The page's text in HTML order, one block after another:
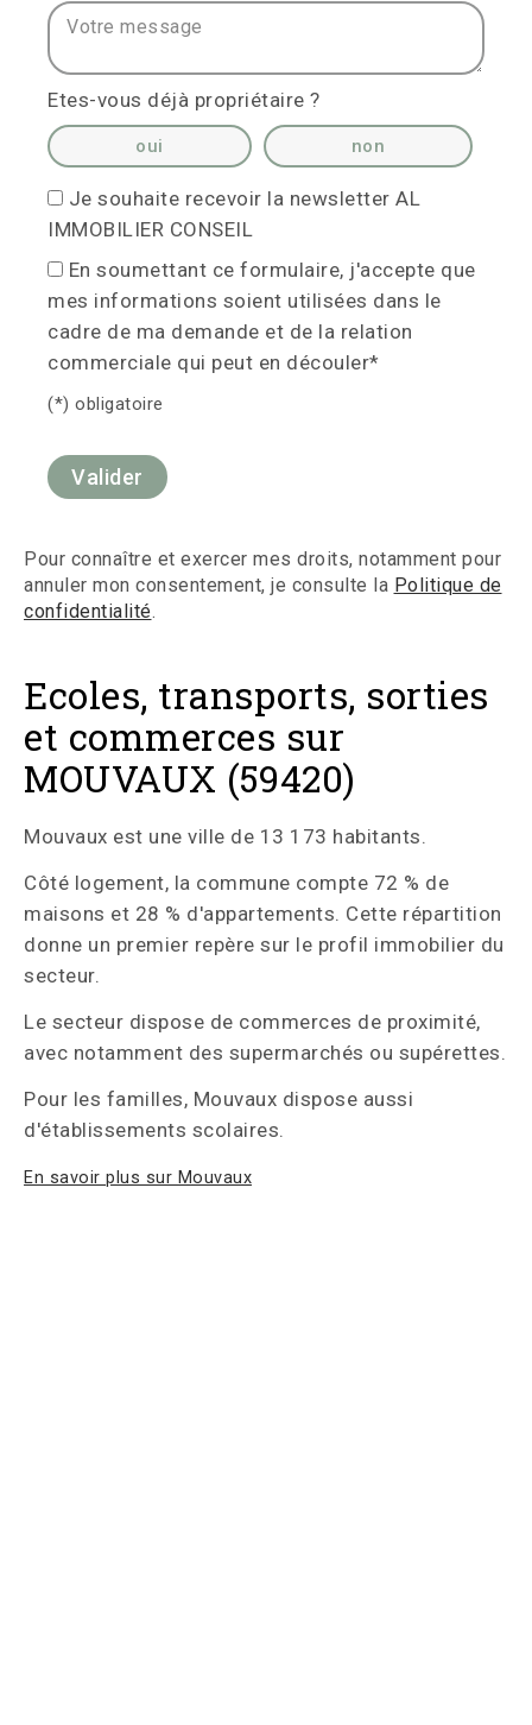
Votre message :
Etes-vous déjà propriétaire ?
oui non
Je souhaite recevoir la newsletter AL
IMMOBILIER CONSEIL
En soumettant ce formulaire, j'accepte que
mes informations soient utilisées dans le
cadre de ma demande et de la relation
commerciale qui peut en découler*
(*) obligatoire
Pour connaître et exercer mes droits, notamment pour
annuler mon consentement, je consulte la Politique de
confidentialité.
Ecoles, transports, sorties
et commerces sur
MOUVAUX (59420)
Mouvaux est une ville de 13 173 habitants.
Côté logement, la commune compte 72 % de
maisons et 28 % d'appartements. Cette répartition
donne un premier repère sur le profil immobilier du
secteur.
Le secteur dispose de commerces de proximité,
avec notamment des supermarchés ou supérettes.
Pour les familles, Mouvaux dispose aussi
d'établissements scolaires.
En savoir plus sur Mouvaux